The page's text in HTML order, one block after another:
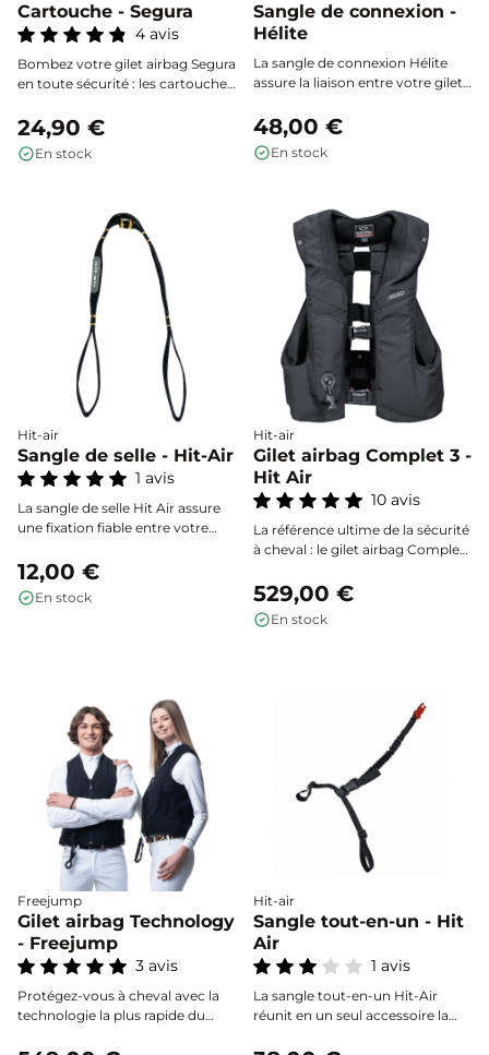
Cartouche - Segura
4 avis
Bombez votre gilet airbag Segura
en toute sécurité : les cartouches
installer, pour une protection
efficace à chaque
déclenchement.
24,90 €
En stock
Sangle de connexion -
Hélite
La sangle de connexion Hélite
assure la liaison entre votre gilet
un déclenchement optimal en
cas de chute.
48,00 €
En stock
Hit-air
Sangle de selle - Hit-Air
1 avis
La sangle de selle Hit Air assure
une fixation fiable entre votre
votre gilet airbag pour une
sécurité optimale lors de vos
sorties à cheval.
12,00 €
En stock
Hit-air
Gilet airbag Complet 3 -
Hit Air
10 avis
La référence ultime de la sécurité
à cheval : le gilet airbag Complet
colonne vertébrale, du cou au
coccyx, avec un déploiement
ultra-rapide et une homologation
529,00 €
En stock
Freejump
Gilet airbag Technology
- Freejump
3 avis
Protégez-vous à cheval avec la
technologie la plus rapide du
Hit-air
Sangle tout-en-un - Hit
Air
1 avis
La sangle tout-en-un Hit-Air
réunit en un seul accessoire la